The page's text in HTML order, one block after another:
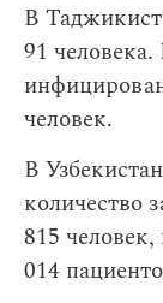
В
91 человека.
человек.
В
количество
815
014